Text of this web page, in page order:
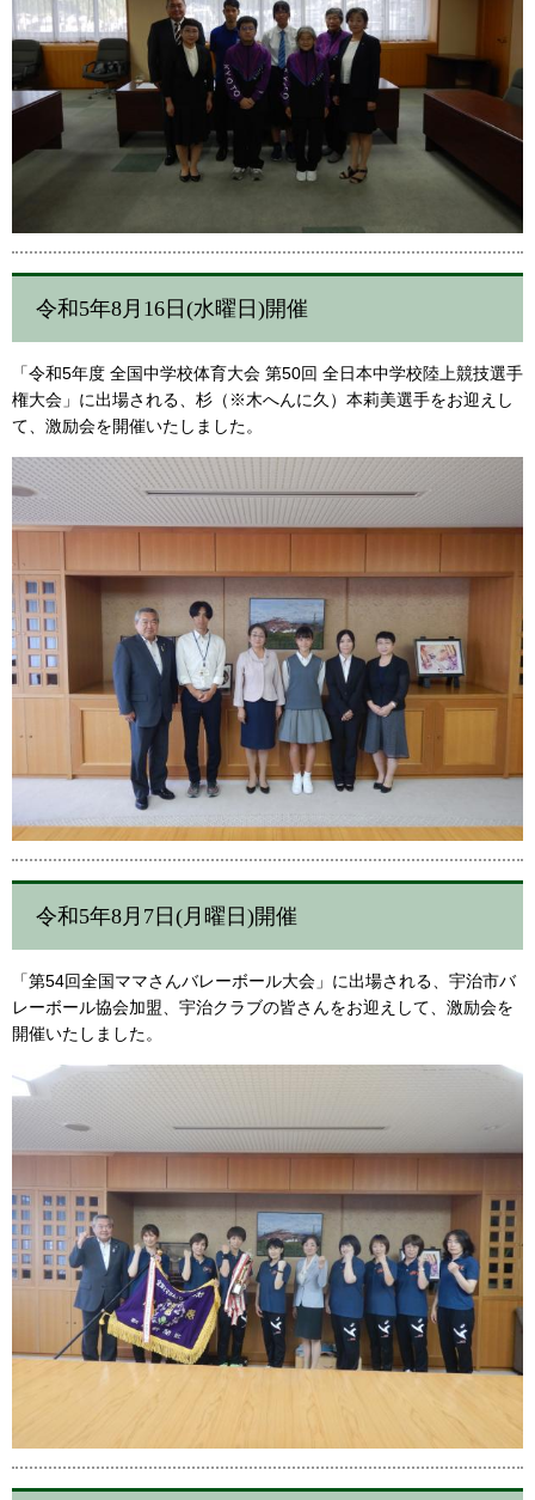
令和5年8月16日(水曜日)開催
「令和5年度 全国中学校体育大会 第50回 全日本中学校陸上競技選手
権大会」に出場される、杉（※木へんに久）本莉美選手をお迎えし
て、激励会を開催いたしました。
令和5年8月7日(月曜日)開催
「第54回全国ママさんバレーボール大会」に出場される、宇治市バ
レーボール協会加盟、宇治クラブの皆さんをお迎えして、激励会を
開催いたしました。